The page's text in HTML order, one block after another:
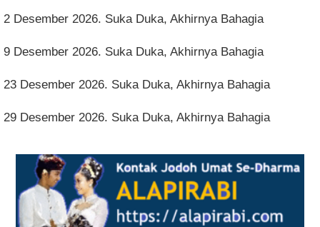
2 Desember 2026. Suka Duka, Akhirnya Bahagia
9 Desember 2026. Suka Duka, Akhirnya Bahagia
23 Desember 2026. Suka Duka, Akhirnya Bahagia
29 Desember 2026. Suka Duka, Akhirnya Bahagia